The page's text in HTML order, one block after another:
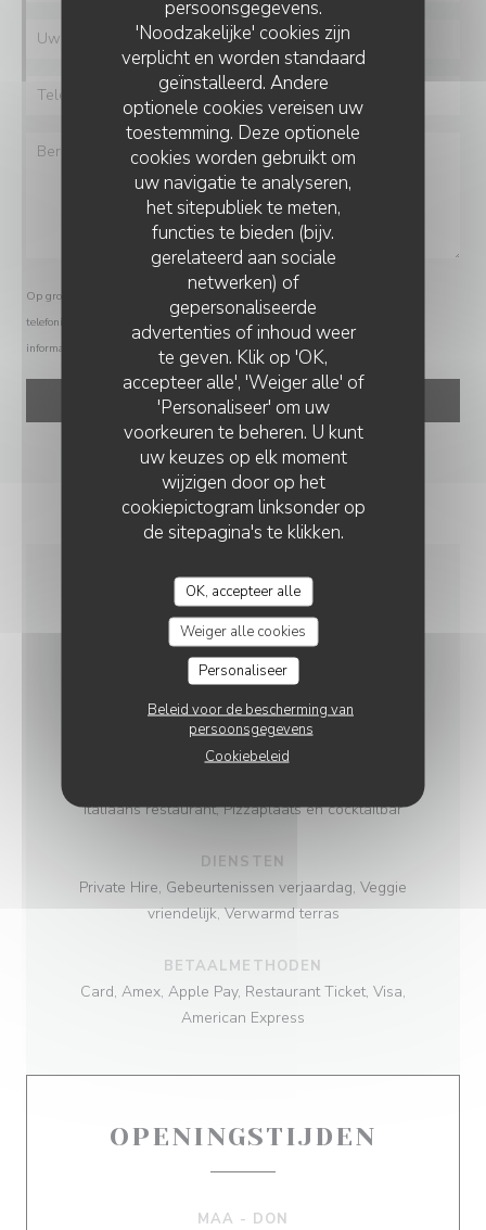
persoonsgegevens.
'Noodzakelijke' cookies zijn
verplicht en worden standaard
geïnstalleerd. Andere
optionele cookies vereisen uw
toestemming. Deze optionele
cookies worden gebruikt om
uw navigatie te analyseren,
het sitepubliek te meten,
functies te bieden (bijv.
gerelateerd aan sociale
netwerken) of
gepersonaliseerde
advertenties of inhoud weer
te geven. Klik op 'OK,
accepteer alle', 'Weiger alle' of
'Personaliseer' om uw
voorkeuren te beheren. U kunt
uw keuzes op elk moment
wijzigen door op het
cookiepictogram linksonder op
de sitepagina's te klikken.
OK, accepteer alle
Weiger alle cookies
Personaliseer
Beleid voor de bescherming van
persoonsgegevens
Cookiebeleid
Op grond van de privacywetgeving heeft u het recht om u af te melden voor
telefonische marketing via het Bel-me-niet Register:
bel-me-niet.nl
informatie over hoe wij uw gegevens verwerken, zie onsprivacybeleid
ALGEMENE
INFORMATIE
KEUKEN
Italiaans
Italiaans restaurant, Pizzaplaats en cocktailbar
DIENSTEN
Private Hire, Gebeurtenissen verjaardag, Veggie
vriendelijk, Verwarmd terras
BETAALMETHODEN
Card, Amex, Apple Pay, Restaurant Ticket, Visa,
American Express
OPENINGSTIJDEN
MAA - DON